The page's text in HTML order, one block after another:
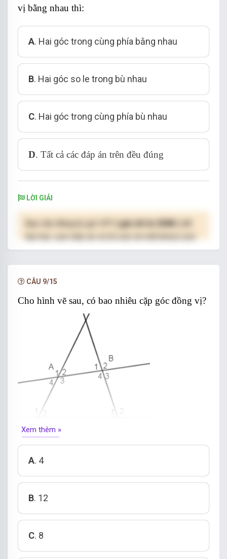
vị bằng nhau thì:
A. Hai góc trong cùng phía bằng nhau
B. Hai góc so le trong bù nhau
C. Hai góc trong cùng phía bù nhau
D. Tất cả các đáp án trên đều đúng
LỜI GIẢI
( giá chỉ từ 250K )
hạn.
CÂU 9/15
Cho hình vẽ sau, có bao nhiêu cặp góc đồng vị?
Xem thêm »
A. 4
B. 12
C. 8